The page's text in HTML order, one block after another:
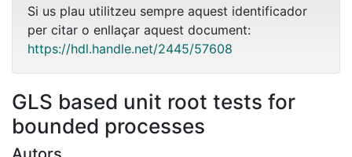
Si us plau utilitzeu sempre aquest identificador
per citar o enllaçar aquest document:
https://hdl.handle.net/2445/57608
GLS based unit root tests for
bounded processes